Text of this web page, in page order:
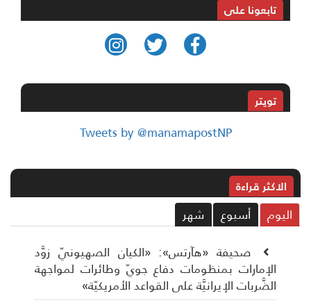
تابعونا على
تويتر
Tweets by @manamapostNP
الاکثر قراءة
أسبوع شهر
صحيفة «هآرتس»: «الكيان الصهيونيّ زوَّد
الإمارات بمنظومات دفاع جويّ وطائرات لمواجهة
الضَّربات الإيرانيَّة على القواعد الأمريكيّة»